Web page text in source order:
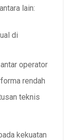
lain:
di
operator
rendah
teknis
kekuatan